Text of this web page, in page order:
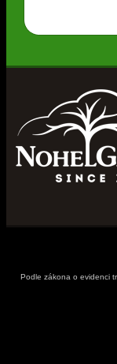
Podle zákona o evidenci